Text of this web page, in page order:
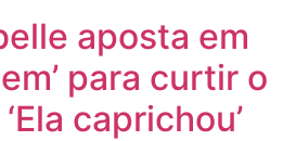
aposta em
para curtir o
caprichou’